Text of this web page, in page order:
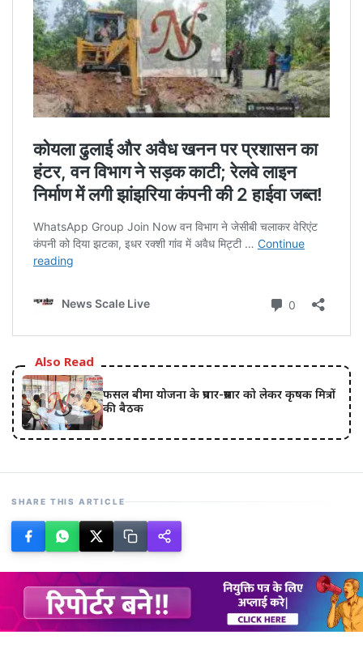
Also Read
फसल बीमा योजना के प्रचार-प्रसार को लेकर कृषक मित्रों
की बैठक
SHARE THIS ARTICLE